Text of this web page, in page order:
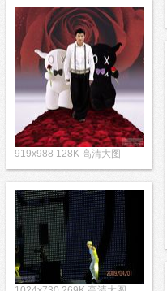
919x988 128K 高清大图